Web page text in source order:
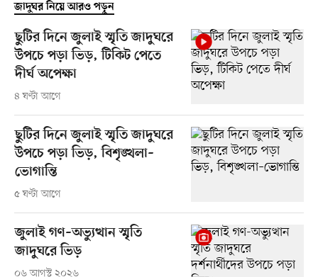
জাদুঘর নিয়ে আরও পড়ুন
ছুটির দিনে জুলাই স্মৃতি জাদুঘরে
উপচে পড়া ভিড়, টিকিট পেতে
দীর্ঘ অপেক্ষা
৪ ঘণ্টা আগে
ছুটির দিনে জুলাই স্মৃতি জাদুঘরে
উপচে পড়া ভিড়, বিশৃঙ্খলা–
ভোগান্তি
৫ ঘণ্টা আগে
জুলাই গণ–অভ্যুত্থান স্মৃতি
জাদুঘরে ভিড়
০৬ আগস্ট ২০২৬